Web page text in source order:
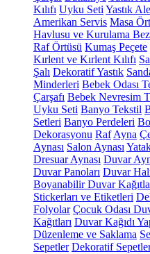
Kılıfı Uyku Seti Yastık
Amerikan Servis Masa
Havlusu ve Kurulama
Raf Örtüsü Kumaş Peçete
Kırlent ve Kırlent Kılıfı
Şalı Dekoratif Yastık
Minderleri Bebek Odası
Çarşafı Bebek Nevresim
Uyku Seti Banyo Tekstil
Setleri Banyo Perdeleri
Dekorasyonu Raf Ayna
Aynası Salon Aynası
Dresuar Aynası Duvar
Duvar Panoları Duvar
Boyanabilir Duvar
Stickerları ve Etiketleri
Folyolar Çocuk Odası
Kağıtları Duvar Kağıdı
Düzenleme ve Saklama
Sepetler Dekoratif